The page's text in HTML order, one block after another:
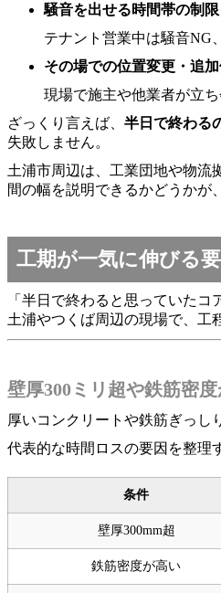
騒音を出せる時間帯の制限
テナント営業中は騒音NG
その場での位置変更・追
現場で施主や他業者が立
ざっくり言えば、 半日で終わる
失敗しません。
土浦市周辺は、工業団地や物流
間の幅を説明できるかどうかが
工期が一気に伸びる
「半日で終わると思っていたコ
土浦やつくば周辺の現場で、工
壁厚300ミリ超や鉄筋密
厚いコンクリートや鉄筋ぎっし
代表的な時間ロスの要因を整理
条件
壁厚300mm超
鉄筋密度が高い